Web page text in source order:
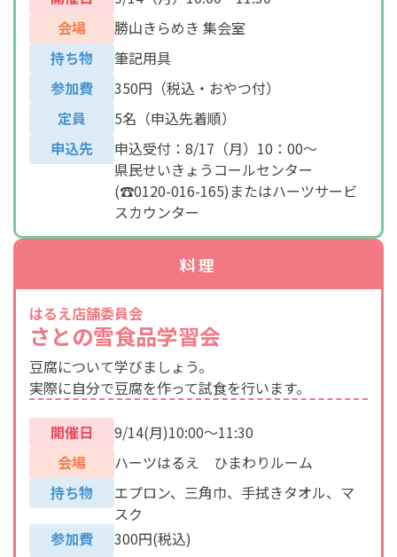
会場
勝山きらめき 集会室
持ち物
筆記用具
参加費
350円（税込・おやつ付）
定員
5名（申込先着順）
申込先
申込受付：8/17（月）10：00～
県民せいきょうコールセンター
(☎0120-016-165)またはハーツサービ
スカウンター
料理
はるえ店舗委員会
さとの雪食品学習会
豆腐について学びましょう。
実際に自分で豆腐を作って試食を行います。
開催日
9/14(月)10:00～11:30
会場
ハーツはるえ ひまわりルーム
持ち物
エプロン、三角巾、手拭きタオル、マ
スク
参加費
300円(税込)